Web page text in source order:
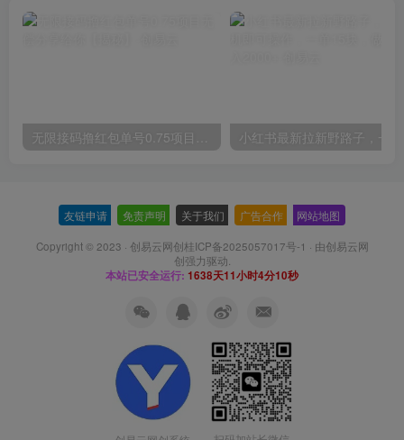
友链申请 免责声明 关于我们 广告合作 网站地图
Copyright © 2023 · 创易云网创桂ICP备2025057017号-1 · 由创易云网
创强力驱动.
本站已安全运行: 1638天11小时4分10秒